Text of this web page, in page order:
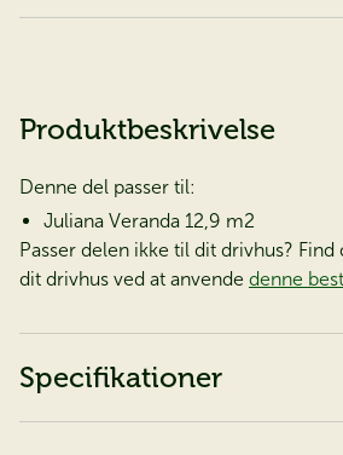
Produktbeskrivelse
Denne del passer til:
Juliana Veranda 12,9 m2
Passer delen ikke til dit drivhus?
dit drivhus ved at anvende denne
Specifikationer